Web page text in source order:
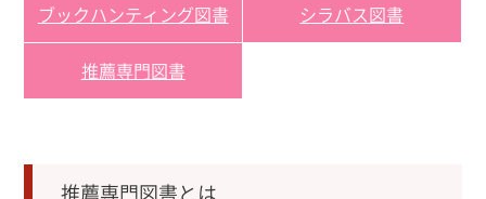
ブックハンティング図書 シラバス図書
推薦専門図書
推薦専門図書とは